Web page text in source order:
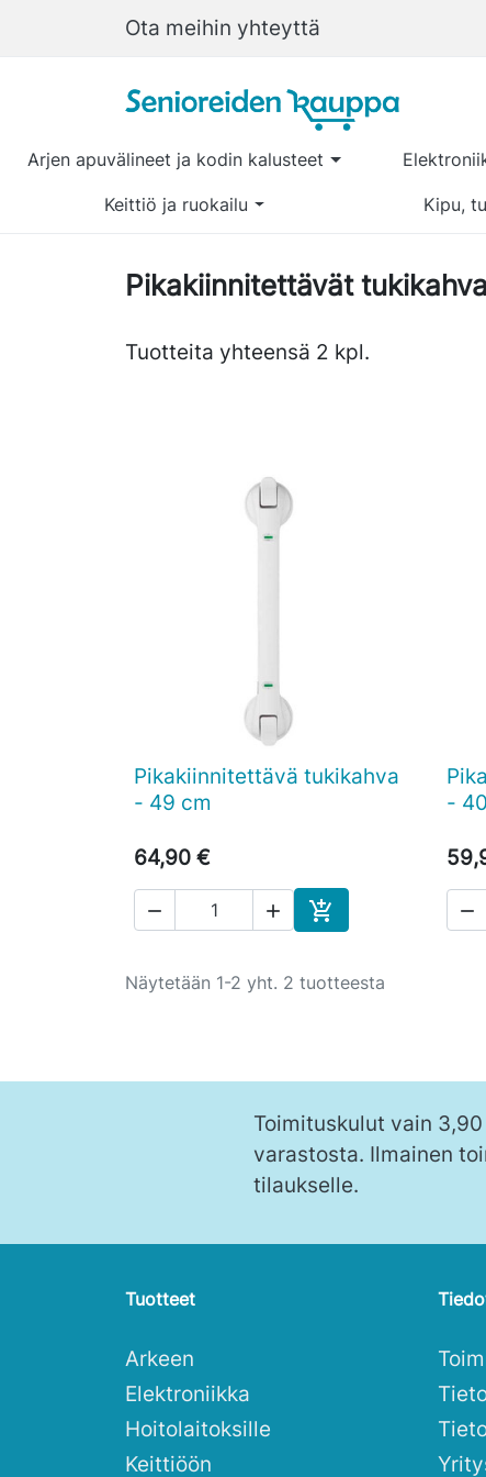
Ota meihin yhteyttä
Arjen apuvälineet ja kodin kalusteet
Keittiö ja ruokailu Kipu,
Pikakiinnitettävät
Tuotteita yhteensä 2 kpl.
 Pikakatselu
Pikakiinnitettävä tukikahva
- 49 cm
64,90 €
  
Ostoskoriin
-

Näytetään 1-2 yht. 2 tuotteesta
Toimituskulut vain
varastosta. Ilmainen
tilaukselle.
Tuotteet
Arkeen
Elektroniikka
Hoitolaitoksille
Keittiöön